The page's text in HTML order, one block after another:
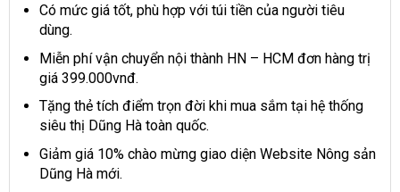
Có mức giá tốt, phù hợp với túi tiền của người tiêu
dùng.
Miễn phí vận chuyển nội thành HN – HCM đơn hàng trị
giá 399.000vnđ.
Tặng thẻ tích điểm trọn đời khi mua sắm tại hệ thống
siêu thị Dũng Hà toàn quốc.
Giảm giá 10% chào mừng giao diện Website Nông sản
Dũng Hà mới.